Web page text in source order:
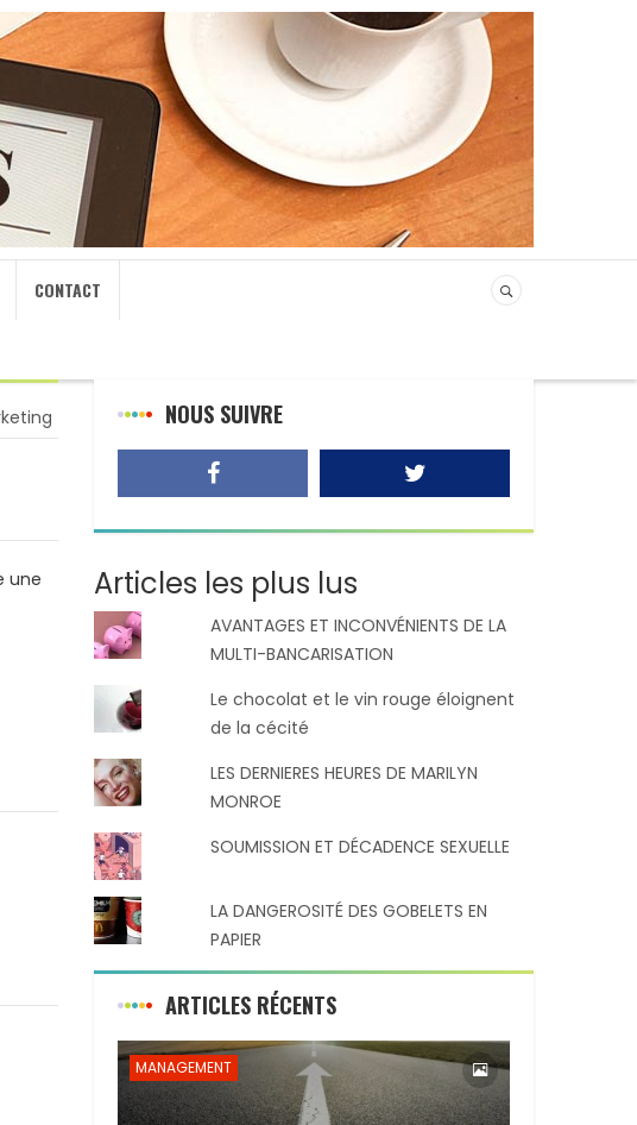
CONTACT
une
NOUS SUIVRE
Articles les plus lus
AVANTAGES ET INCONVÉNIENTS DE LA
MULTI-BANCARISATION
Le chocolat et le vin rouge éloignent
de la cécité
LES DERNIERES HEURES DE MARILYN
MONROE
SOUMISSION ET DÉCADENCE SEXUELLE
LA DANGEROSITÉ DES GOBELETS EN
PAPIER
ARTICLES RÉCENTS
MANAGEMENT